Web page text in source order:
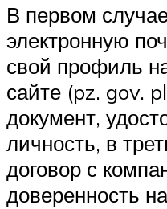
В первом
электронную
свой профиль
сайте (pz. gov.
документ,
личность, в
договор с
доверенность